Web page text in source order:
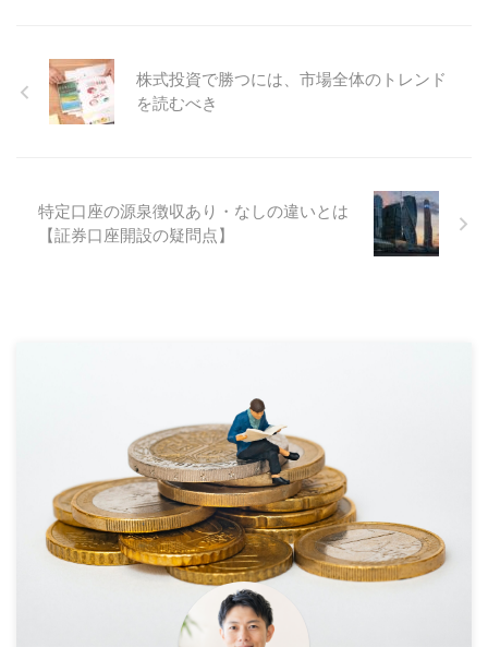
株式投資で勝つには、市場全体のトレンド
を読むべき
特定口座の源泉徴収あり・なしの違いとは
【証券口座開設の疑問点】